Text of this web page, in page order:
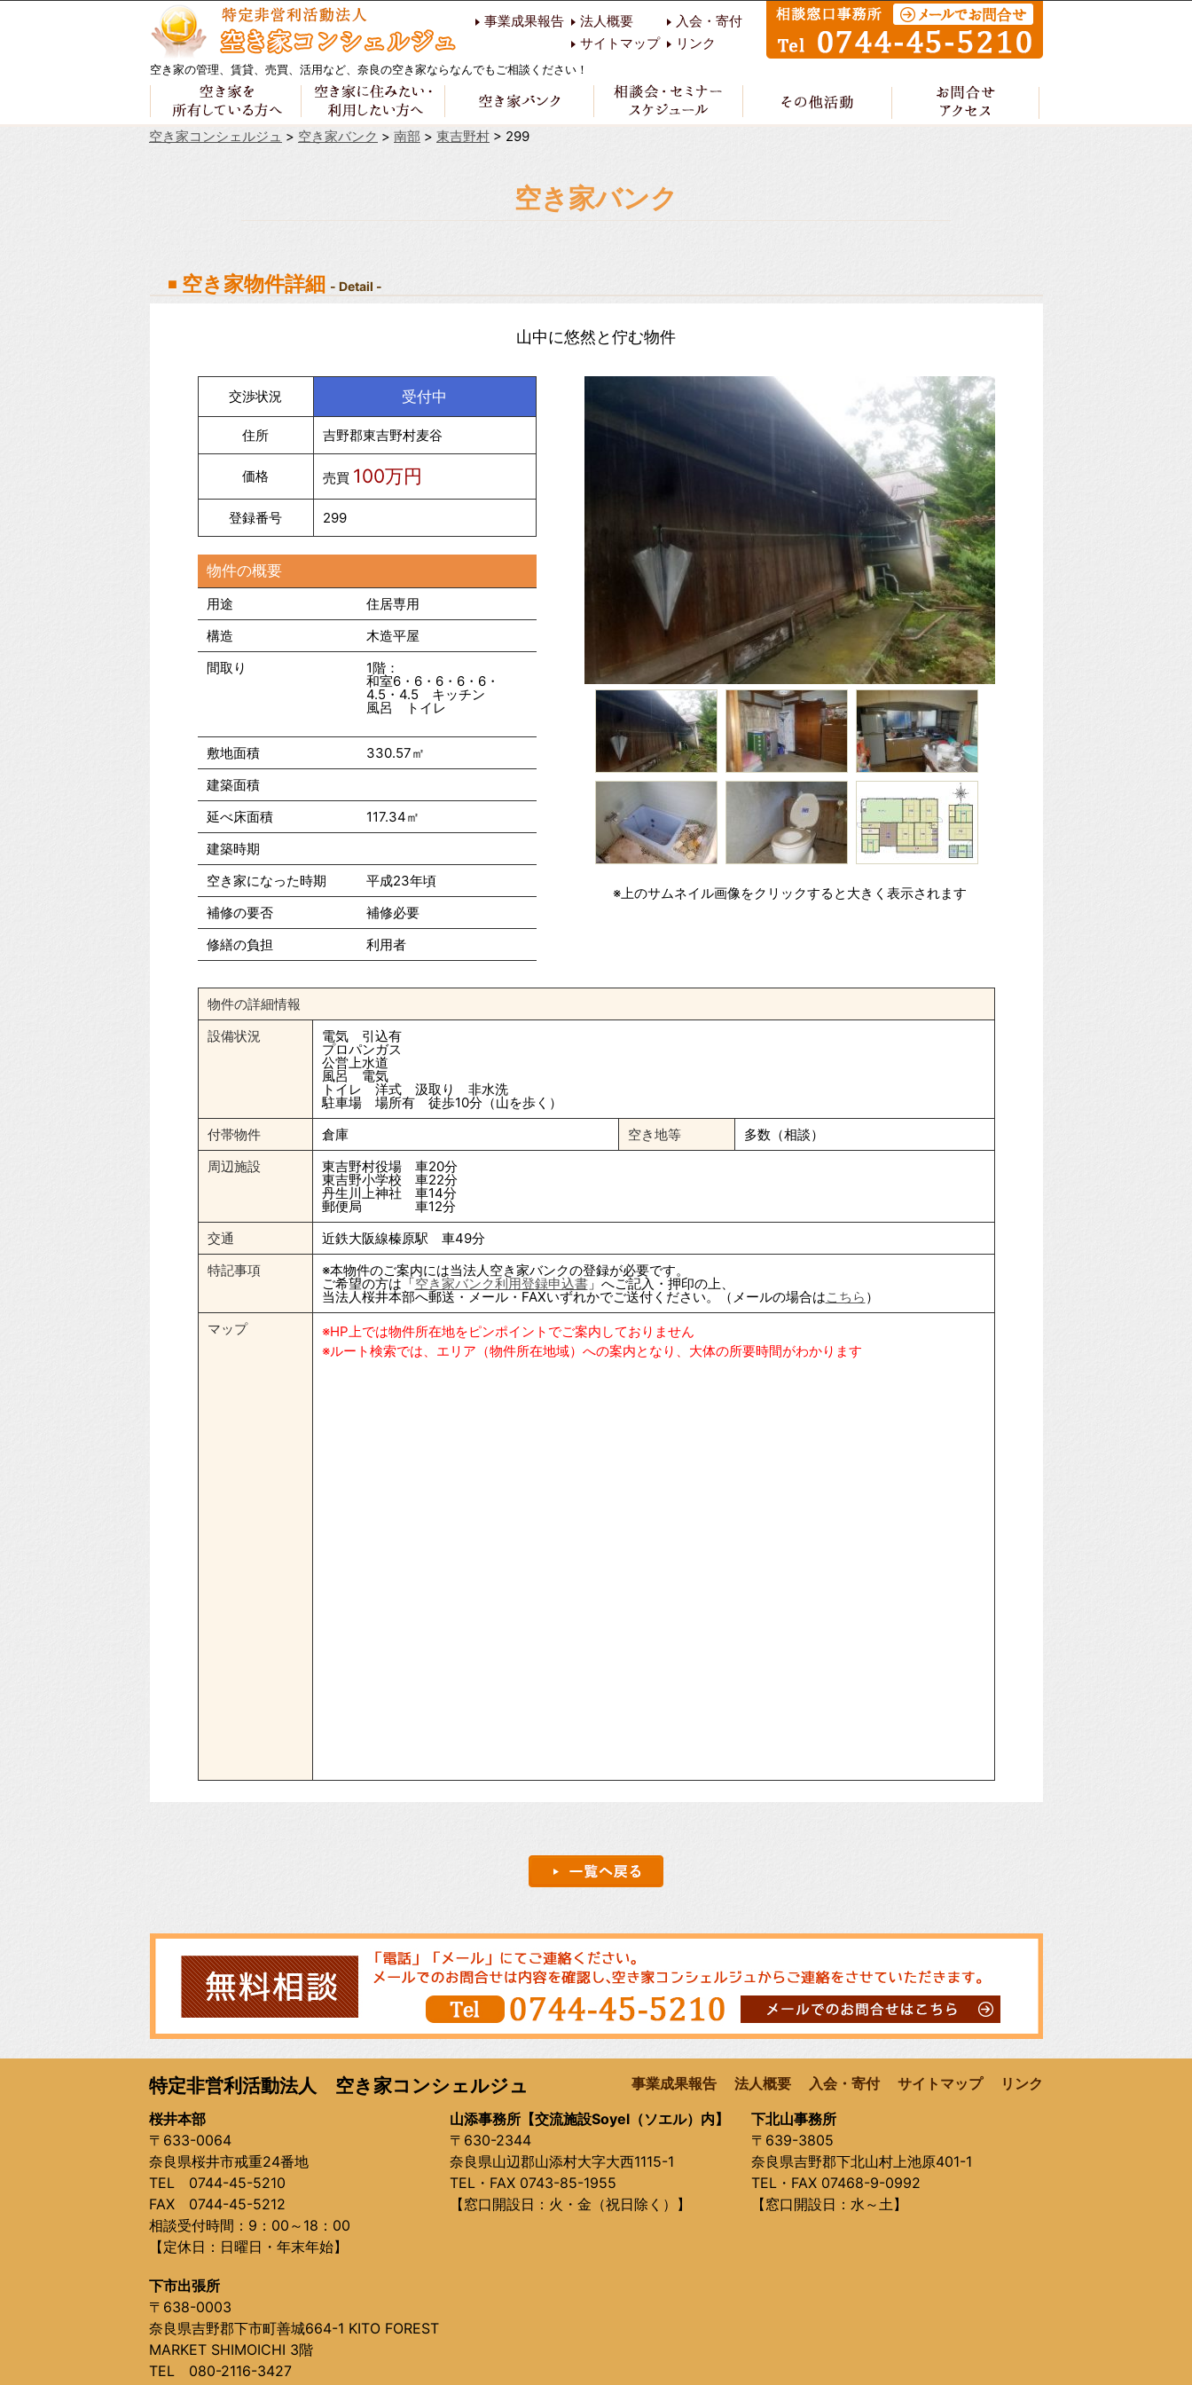
空き家の管理、賃貸、売買、活用など、奈良の空き家ならなんでもご相談ください！
入会・寄付
法人概要
事業成果報告
リンク
サイトマップ
空き家コンシェルジュ > 空き家バンク > 南部 > 東吉野村 > 299
空き家バンク
空き家物件詳細 - Detail -
山中に悠然と佇む物件
※上のサムネイル画像をクリックすると大きく表示されます
交渉状況 受付中
住所 吉野郡東吉野村麦谷
価格 売買 100万円
登録番号 299
物件の概要
用途
住居専用
構造
木造平屋
間取り
1階：
和室6・6・6・6・6・
4.5・4.5 キッチン
風呂 トイレ
敷地面積
330.57㎡
建築面積
延べ床面積
117.34㎡
建築時期
空き家になった時期
平成23年頃
補修の要否
補修必要
修繕の負担
利用者
物件の詳細情報
設備状況
電気 引込有
プロパンガス
公営上水道
風呂 電気
トイレ 洋式 汲取り 非水洗
駐車場 場所有 徒歩10分（山を歩く）
付帯物件
倉庫 空き地等
多数（相談）
周辺施設
東吉野村役場 車20分
東吉野小学校 車22分
丹生川上神社 車14分
郵便局 車12分
交通
近鉄大阪線榛原駅 車49分
特記事項
※本物件のご案内には当法人空き家バンクの登録が必要です。
ご希望の方は「空き家バンク利用登録申込書」へご記入・押印の上、
当法人桜井本部へ郵送・メール・FAXいずれかでご送付ください。（メールの場合はこちら ）
マップ
※HP上では物件所在地をピンポイントでご案内しておりません
※ルート検索では、エリア（物件所在地域）への案内となり、大体の所要時間がわかります
特定非営利活動法人 空き家コンシェルジュ 事業成果報告 法人概要 入会・寄付 サイトマップ
リンク
桜井本部
〒633-0064
奈良県桜井市戒重24番地
TEL 0744-45-5210
FAX 0744-45-5212
相談受付時間：9：00～18：00
【定休日：日曜日・年末年始】
山添事務所【交流施設Soyel（ソエル）内】
〒630-2344
奈良県山辺郡山添村大字大西1115-1
TEL・FAX 0743-85-1955
【窓口開設日：火・金（祝日除く）】
下北山事務所
〒639-3805
奈良県吉野郡下北山村上池原401-1
TEL・FAX 07468-9-0992
【窓口開設日：水～土】
下市出張所
〒638-0003
奈良県吉野郡下市町善城664-1 KITO FOREST
MARKET SHIMOICHI 3階
TEL 080-2116-3427